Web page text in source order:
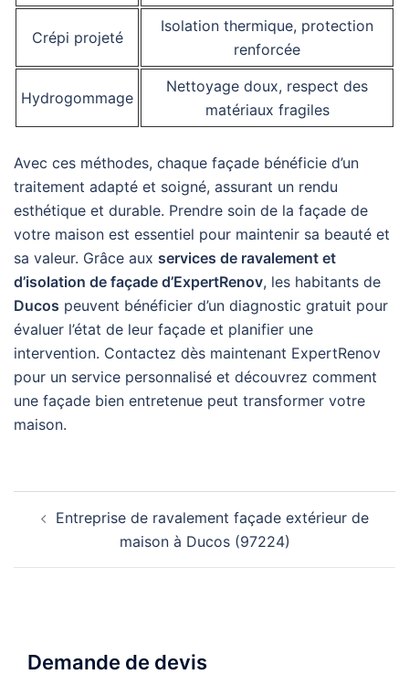
Crépi projeté
Isolation thermique, protection
renforcée
Hydrogommage
Nettoyage doux, respect des
matériaux fragiles
Avec ces méthodes, chaque façade bénéficie d’un
traitement adapté et soigné, assurant un rendu
esthétique et durable. Prendre soin de la façade de
votre maison est essentiel pour maintenir sa beauté et
sa valeur. Grâce aux services de ravalement et
d’isolation de façade d’ExpertRenov, les habitants de
Ducos peuvent bénéficier d’un diagnostic gratuit pour
évaluer l’état de leur façade et planifier une
intervention. Contactez dès maintenant ExpertRenov
pour un service personnalisé et découvrez comment
une façade bien entretenue peut transformer votre
maison.
d’article
Entreprise de ravalement façade extérieur de
maison à Ducos (97224)
Demande de devis